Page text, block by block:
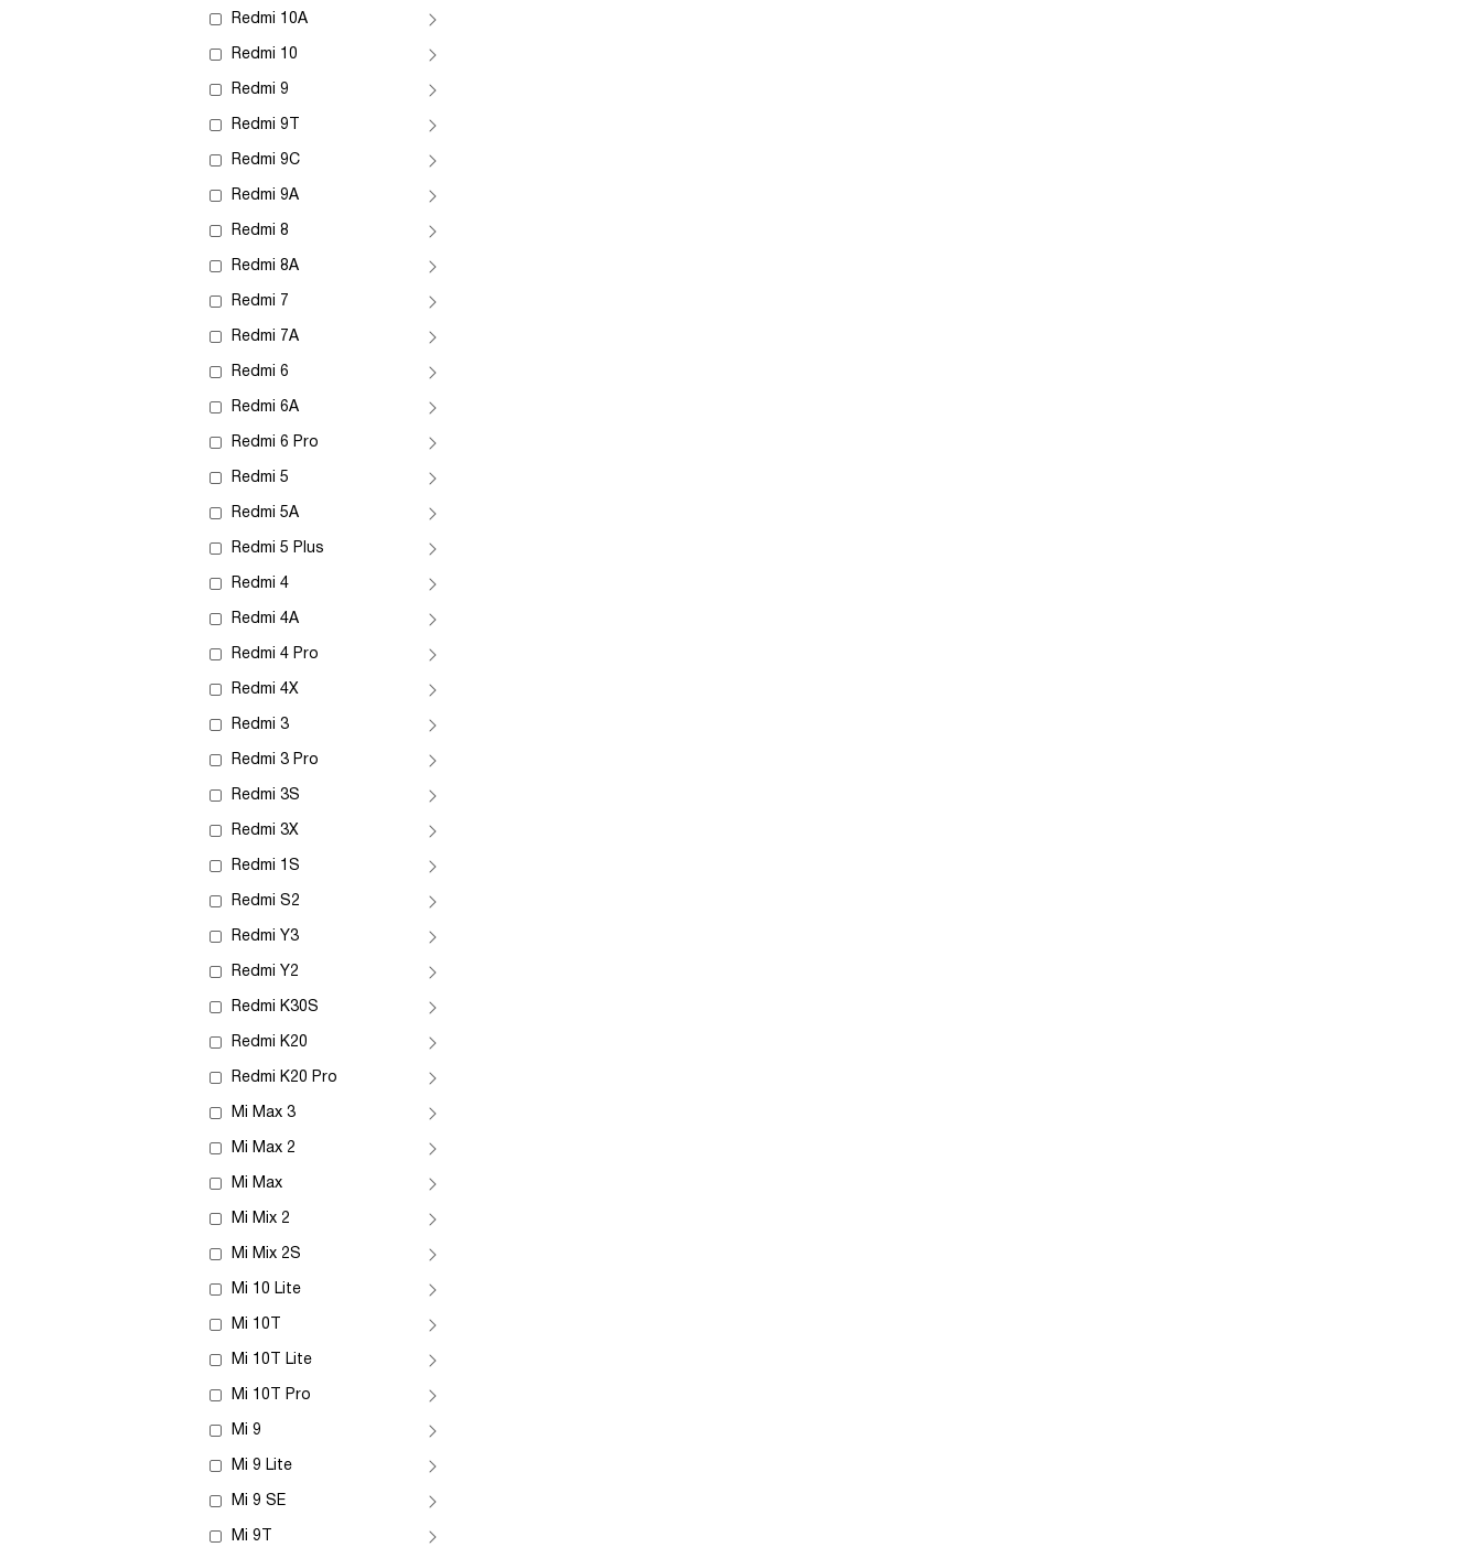
Redmi 10A
Redmi 10
Redmi 9
Redmi 9T
Redmi 9C
Redmi 9A
Redmi 8
Redmi 8A
Redmi 7
Redmi 7A
Redmi 6
Redmi 6A
Redmi 6 Pro
Redmi 5
Redmi 5A
Redmi 5 Plus
Redmi 4
Redmi 4A
Redmi 4 Pro
Redmi 4X
Redmi 3
Redmi 3 Pro
Redmi 3S
Redmi 3X
Redmi 1S
Redmi S2
Redmi Y3
Redmi Y2
Redmi K30S
Redmi K20
Redmi K20 Pro
Mi Max 3
Mi Max 2
Mi Max
Mi Mix 2
Mi Mix 2S
Mi 10 Lite
Mi 10T
Mi 10T Lite
Mi 10T Pro
Mi 9
Mi 9 Lite
Mi 9 SE
Mi 9T